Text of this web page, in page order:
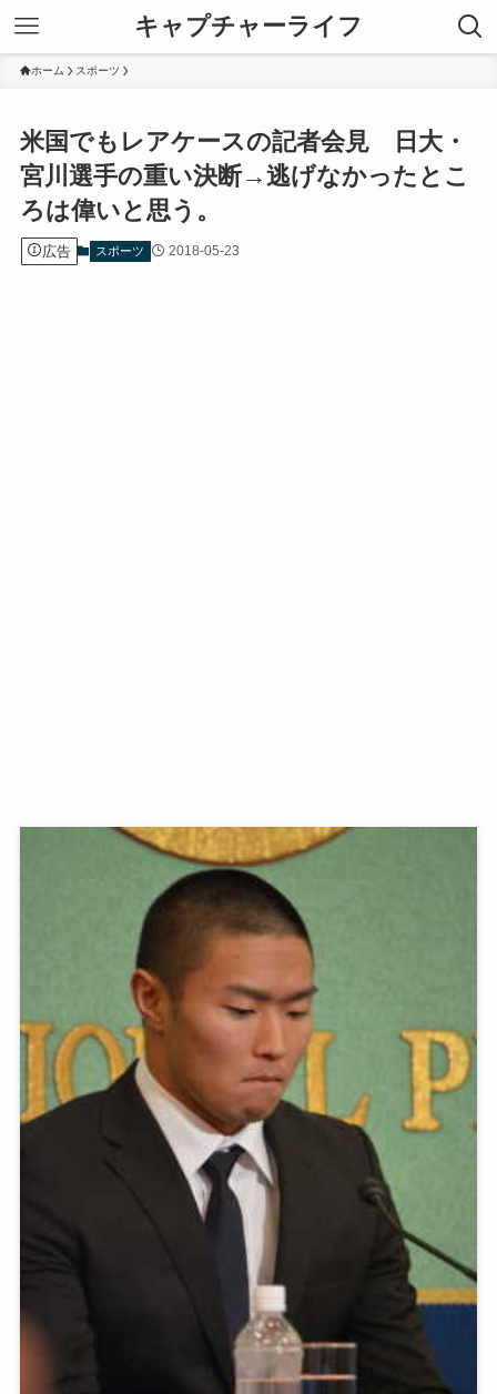
キャプチャーライフ
ホーム スポーツ
米国でもレアケースの記者会見 日大・
宮川選手の重い決断→逃げなかったとこ
ろは偉いと思う。
広告 スポーツ 2018-05-23